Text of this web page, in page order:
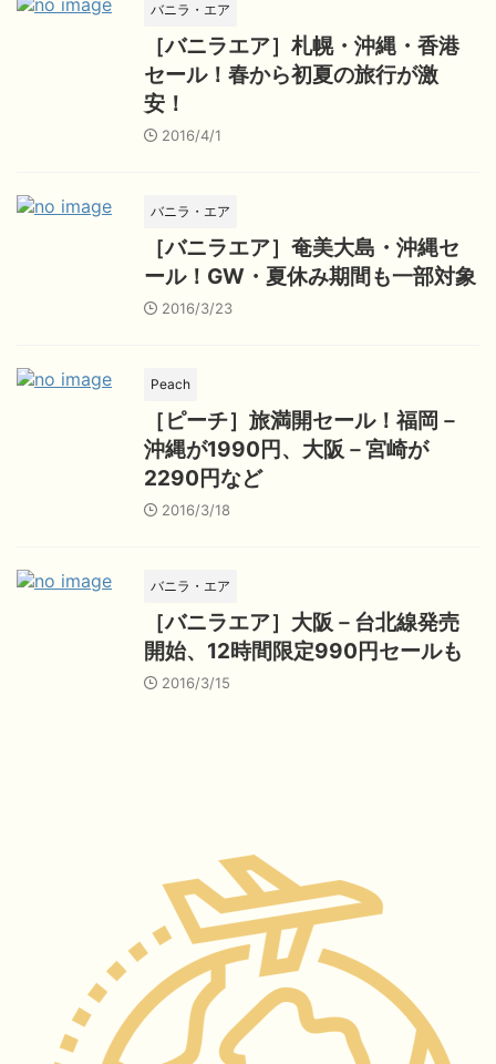
バニラ・エア
［バニラエア］札幌・沖縄・香港
セール！春から初夏の旅行が激
安！
2016/4/1
バニラ・エア
［バニラエア］奄美大島・沖縄セ
ール！GW・夏休み期間も一部対象
2016/3/23
Peach
［ピーチ］旅満開セール！福岡－
沖縄が1990円、大阪－宮崎が
2290円など
2016/3/18
バニラ・エア
［バニラエア］大阪－台北線発売
開始、12時間限定990円セールも
2016/3/15